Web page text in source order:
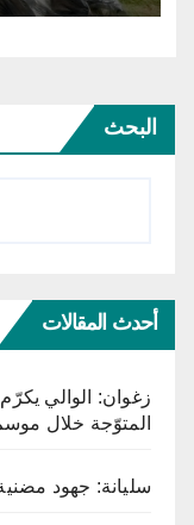
البحث
أحدث المقالات
زغوان: الوالي
المتوّجة خلال موسم 2025-
سليانة: جهود